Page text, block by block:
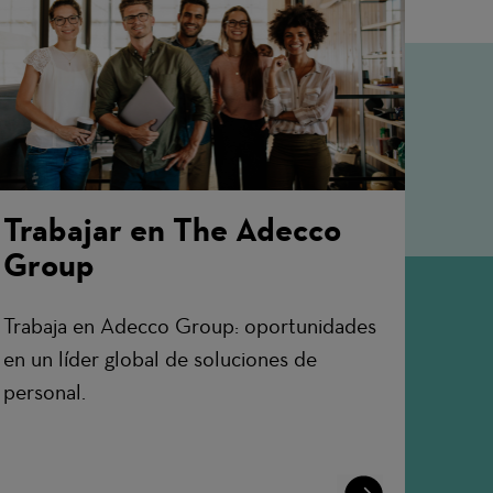
Trabajar en The Adecco
Group
Trabaja en Adecco Group: oportunidades
en un líder global de soluciones de
personal.